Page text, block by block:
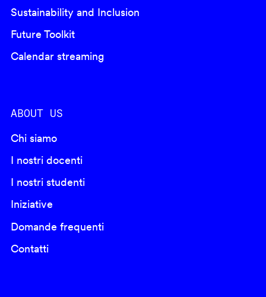
Sustainability and Inclusion
Future Toolkit
Calendar streaming
ABOUT US
Chi siamo
I nostri docenti
I nostri studenti
Iniziative
Domande frequenti
Contatti